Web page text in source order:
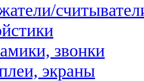
звонки
экраны